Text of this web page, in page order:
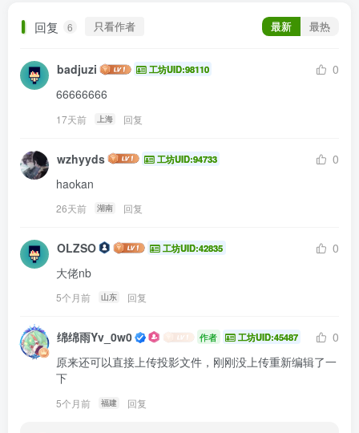
回复 6 只看作者 最新 最热
badjuzi 工坊UID:98110
0
66666666
17天前 上海 回复
wzhyyds 工坊UID:94733
0
haokan
26天前 湖南 回复
OLZSO 工坊UID:42835
0
大佬nb
5个月前 山东 回复
绵绵雨Yv_0w0 作者 工坊UID:45487
0
原来还可以直接上传投影文件，刚刚没上传重新编辑了一
下
5个月前 福建 回复